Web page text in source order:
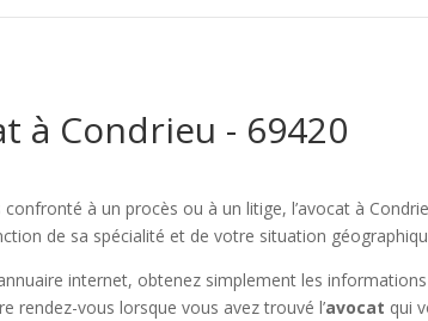
à Condrieu - 69420
confronté à un procès ou à un litige, l’avocat à
de sa spécialité et de votre situation
internet, obtenez simplement les
rendez-vous lorsque vous avez trouvé l’avocat qui